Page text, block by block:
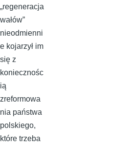
„regeneracja
wałów”
nieodmienni
e kojarzył im
się z
koniecznośc
ią
zreformowa
nia państwa
polskiego,
które trzeba